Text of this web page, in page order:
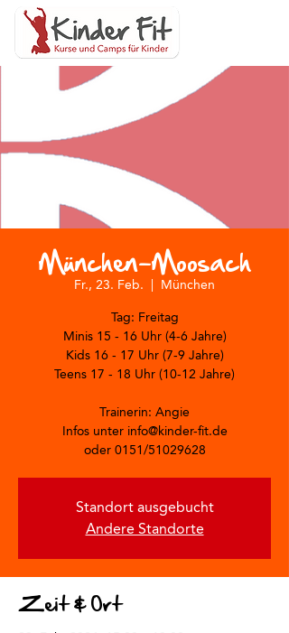
München-Moosach
Fr., 23. Feb. München
Tag: Freitag
Minis 15 - 16 Uhr (4-6 Jahre)
Kids 16 - 17 Uhr (7-9 Jahre)
Teens 17 - 18 Uhr (10-12 Jahre)
Trainerin: Angie
Infos unter info@kinder-fit.de
oder 0151/51029628
Standort ausgebucht
Andere Standorte
Zeit & Ort